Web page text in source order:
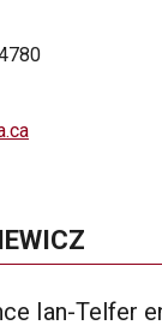
Ian-Telfer